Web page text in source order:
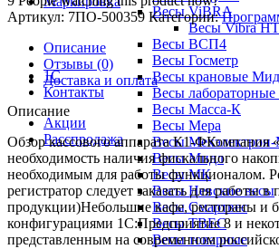
Весы ViBRA
Весы Vibra HT
Весы ВСП4
Весы Госметр
Весы крановые
Весы
Весы Масса-К
Весы Мера
Весы
Весы Мидл
Весы МК
Весы Невские весы
Весы Смартвес
Весы ТВЕС
Весы товарные
1С
Контакты
Акции
Расспродажа
Артикул: 7ПО-500359 Категории:
Описание
Отзывы (0)
Доставка и оплата
Описание
Обзор кассового аппарата К1-ФКомпания
необходимость наличия фискального
необходимым для работы функционалом.
регистратор следует заказать для
продукции)Небольшие кафе, рестораны и
конфигурациями 1С:Предприятие 8 и
представленным на современном